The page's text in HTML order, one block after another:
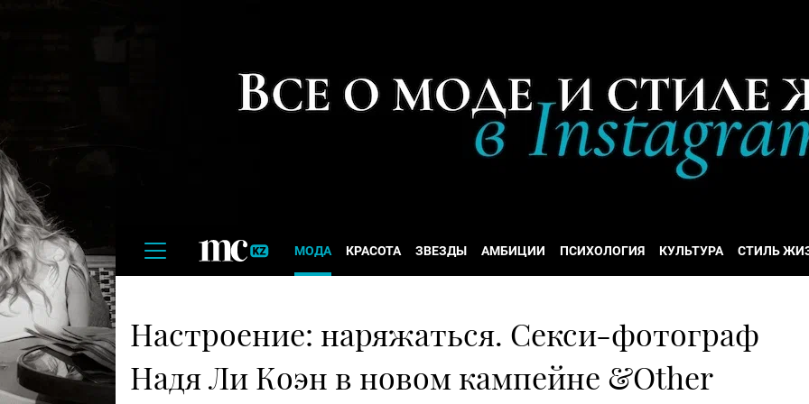
МОДА КРАСОТА ЗВЕЗДЫ АМБИЦИИ ПСИХОЛОГИЯ КУЛЬТУРА СТИЛЬ
Настроение: наряжаться. Секси-фотограф
Надя Ли Коэн в новом кампейне &Other